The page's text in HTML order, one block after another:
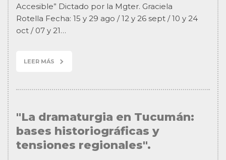
Accesible” Dictado por la Mgter. Graciela
Rotella Fecha: 15 y 29 ago / 12 y 26 sept / 10 y 24
oct / 07 y 21…
LEER MÁS
"La dramaturgia en Tucumán:
bases historiográficas y
tensiones regionales".